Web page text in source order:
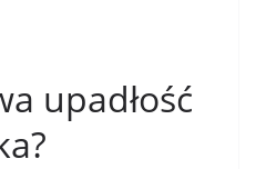
upadłość